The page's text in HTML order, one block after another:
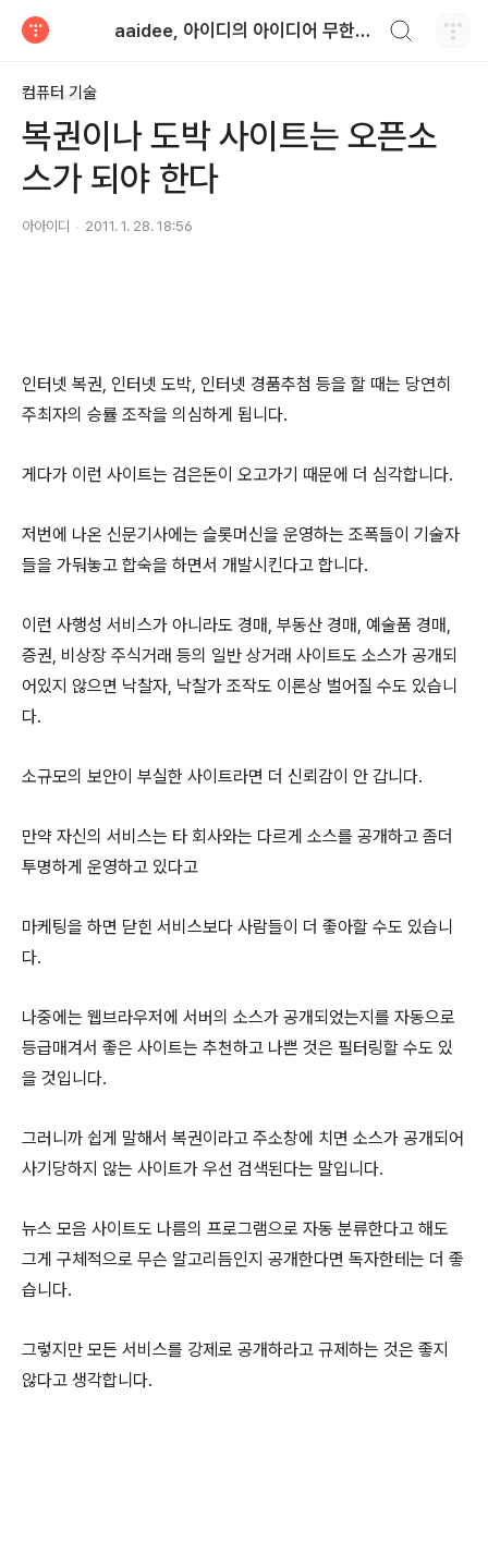
aaidee, 아이디의 아이디어 무한도전
컴퓨터 기술
복권이나 도박 사이트는 오픈소
스가 되야 한다
아아이디 2011. 1. 28. 18:56
인터넷 복권, 인터넷 도박, 인터넷 경품추첨 등을 할 때는 당연히
주최자의 승률 조작을 의심하게 됩니다.
게다가 이런 사이트는 검은돈이 오고가기 때문에 더 심각합니다.
저번에 나온 신문기사에는 슬롯머신을 운영하는 조폭들이 기술자
들을 가둬놓고 합숙을 하면서 개발시킨다고 합니다.
이런 사행성 서비스가 아니라도 경매, 부동산 경매, 예술품 경매,
증권, 비상장 주식거래 등의 일반 상거래 사이트도 소스가 공개되
어있지 않으면 낙찰자, 낙찰가 조작도 이론상 벌어질 수도 있습니
다.
소규모의 보안이 부실한 사이트라면 더 신뢰감이 안 갑니다.
만약 자신의 서비스는 타 회사와는 다르게 소스를 공개하고 좀더
투명하게 운영하고 있다고
마케팅을 하면 닫힌 서비스보다 사람들이 더 좋아할 수도 있습니
다.
나중에는 웹브라우저에 서버의 소스가 공개되었는지를 자동으로
등급매겨서 좋은 사이트는 추천하고 나쁜 것은 필터링할 수도 있
을 것입니다.
그러니까 쉽게 말해서 복권이라고 주소창에 치면 소스가 공개되어
사기당하지 않는 사이트가 우선 검색된다는 말입니다.
뉴스 모음 사이트도 나름의 프로그램으로 자동 분류한다고 해도
그게 구체적으로 무슨 알고리듬인지 공개한다면 독자한테는 더 좋
습니다.
그렇지만 모든 서비스를 강제로 공개하라고 규제하는 것은 좋지
않다고 생각합니다.